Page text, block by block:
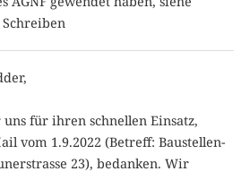
für ihren schnellen Einsatz,
vom 1.9.2022 (Betreff: Baustellen-
23), bedanken. Wir